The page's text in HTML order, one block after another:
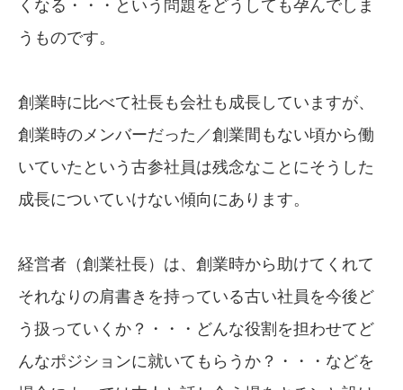
くなる・・・という問題をどうしても孕んでしま
うものです。
創業時に比べて社長も会社も成長していますが、
創業時のメンバーだった／創業間もない頃から働
いていたという古参社員は残念なことにそうした
成長についていけない傾向にあります。
経営者（創業社長）は、創業時から助けてくれて
それなりの肩書きを持っている古い社員を今後ど
う扱っていくか？・・・どんな役割を担わせてど
んなポジションに就いてもらうか？・・・などを